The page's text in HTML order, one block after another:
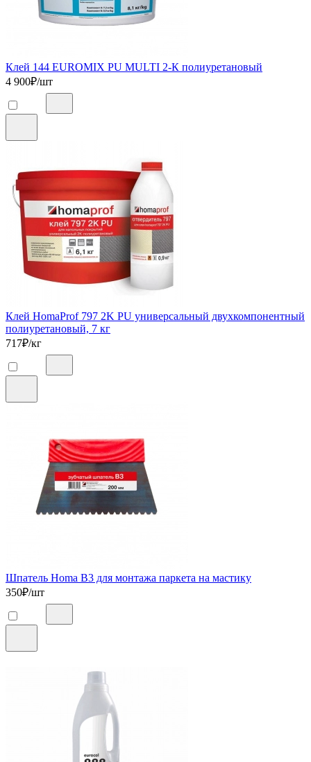
Клей 144 EUROMIX PU MULTI 2-К полиуретановый
4 900₽/шт
Клей HomaProf 797 2K PU универсальный двухкомпонентный
полиуретановый, 7 кг
717₽/кг
Шпатель Homa B3 для монтажа паркета на мастику
350₽/шт